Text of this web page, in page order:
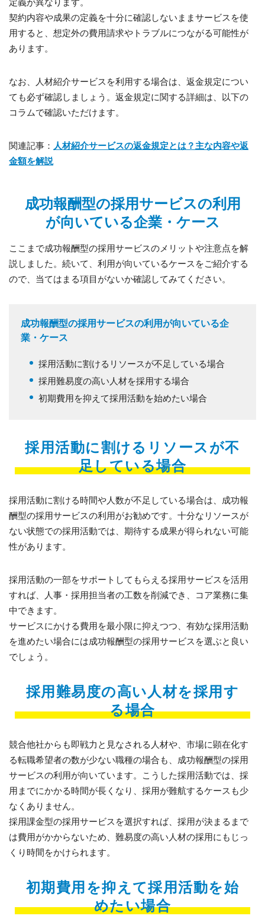
契約内容や成果の定義を十分に確認しないままサービスを使
用すると、想定外の費用請求やトラブルにつながる可能性が
あります。
なお、人材紹介サービスを利用する場合は、返金規定につい
ても必ず確認しましょう。返金規定に関する詳細は、以下の
コラムで確認いただけます。
関連記事： 人材紹介サービスの返金規定とは？主な内容や返
金額を解説
成功報酬型の採用サービスの利用
が向いている企業・ケース
ここまで成功報酬型の採用サービスのメリットや注意点を解
説しました。続いて、利用が向いているケースをご紹介する
ので、当てはまる項目がないか確認してみてください。
成功報酬型の採用サービスの利用が向いている企
業・ケース
採用活動に割けるリソースが不足している場合
採用難易度の高い人材を採用する場合
初期費用を抑えて採用活動を始めたい場合
採用活動に割けるリソースが不
足している場合
採用活動に割ける時間や人数が不足している場合は、成功報
酬型の採用サービスの利用がお勧めです。十分なリソースが
ない状態での採用活動では、期待する成果が得られない可能
性があります。
採用活動の一部をサポートしてもらえる採用サービスを活用
すれば、人事・採用担当者の工数を削減でき、コア業務に集
中できます。
サービスにかける費用を最小限に抑えつつ、有効な採用活動
を進めたい場合には成功報酬型の採用サービスを選ぶと良い
でしょう。
採用難易度の高い人材を採用す
る場合
競合他社からも即戦力と見なされる人材や、市場に顕在化す
る転職希望者の数が少ない職種の場合も、成功報酬型の採用
サービスの利用が向いています。こうした採用活動では、採
用までにかかる時間が長くなり、採用が難航するケースも少
なくありません。
採用課金型の採用サービスを選択すれば、採用が決まるまで
は費用がかからないため、難易度の高い人材の採用にもじっ
くり時間をかけられます。
初期費用を抑えて採用活動を始
めたい場合